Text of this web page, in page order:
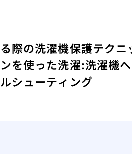
際の洗濯機保護テクニ
を使った洗濯:洗濯機
シューティング